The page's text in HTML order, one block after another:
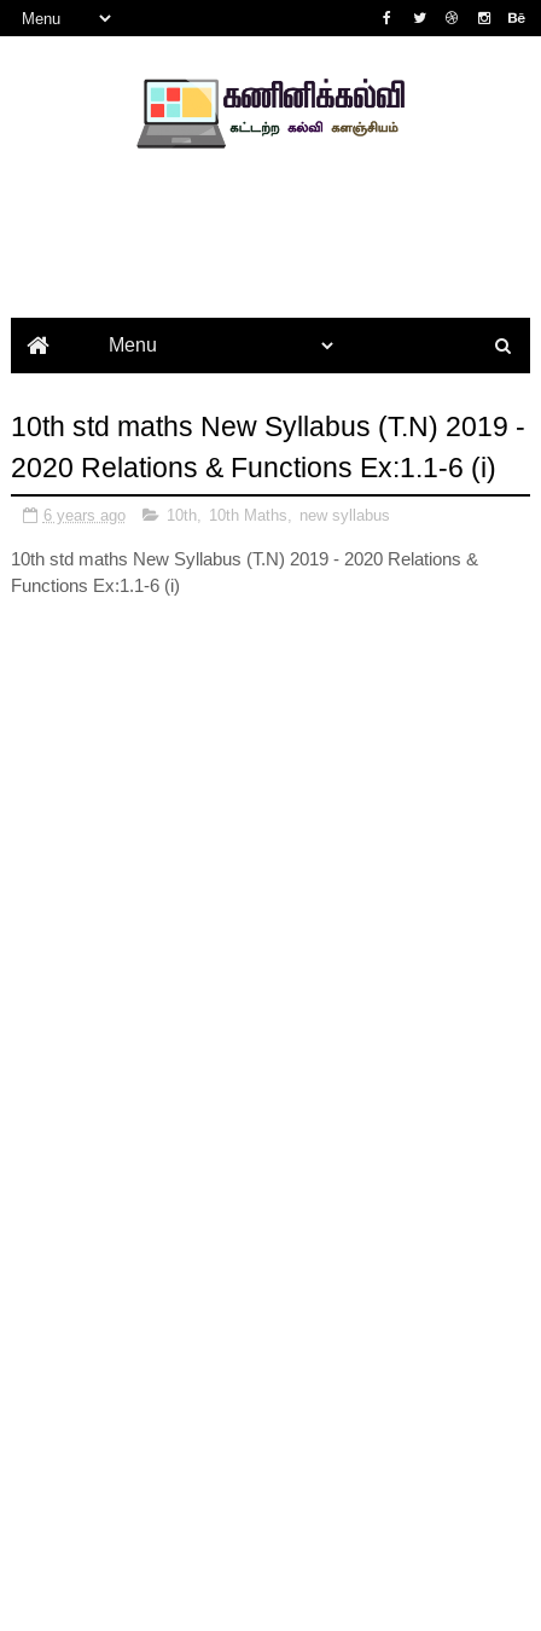
10th std maths New Syllabus (T.N) 2019 -
2020 Relations & Functions Ex:1.1-6 (i)
6 years ago 10th, 10th Maths new syllabus
10th std maths New Syllabus (T.N) 2019 - 2020 Relations &
Functions Ex:1.1-6 (i)